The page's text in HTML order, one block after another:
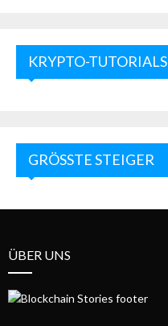
KRYPTO-TUTORIALS
GRÖSSTE STEIGER
ÜBER UNS